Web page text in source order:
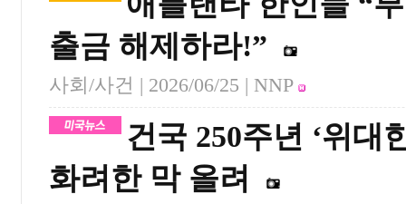
출금 해제하라!”
사회/사건 | 2026/06/25 | NNP
건국 250주년 ‘위대
화려한 막 올려